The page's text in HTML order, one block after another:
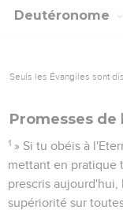
Deutéronome
Seuls les Évangiles sont
Promesses de
1 » Si tu obéis à
mettant en pratique
prescris
supériorité sur